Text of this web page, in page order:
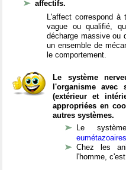
affectifs.
L'affect correspond
vague ou qualifié,
décharge massive ou
un ensemble de
le comportement.
Le système
l'organisme avec
(extérieur et
appropriées en
autres systèmes.
Le
eumétazoaires
Chez les
l'homme,